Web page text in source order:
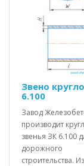
Звено
6.100
Завод
производит
звенья ЗК 6.100
дорожного
строительства.